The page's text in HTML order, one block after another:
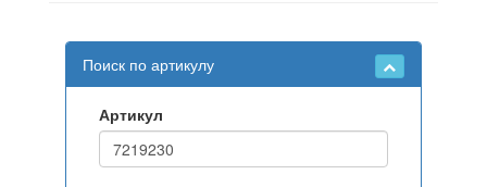
Поиск по артикулу
Артикул